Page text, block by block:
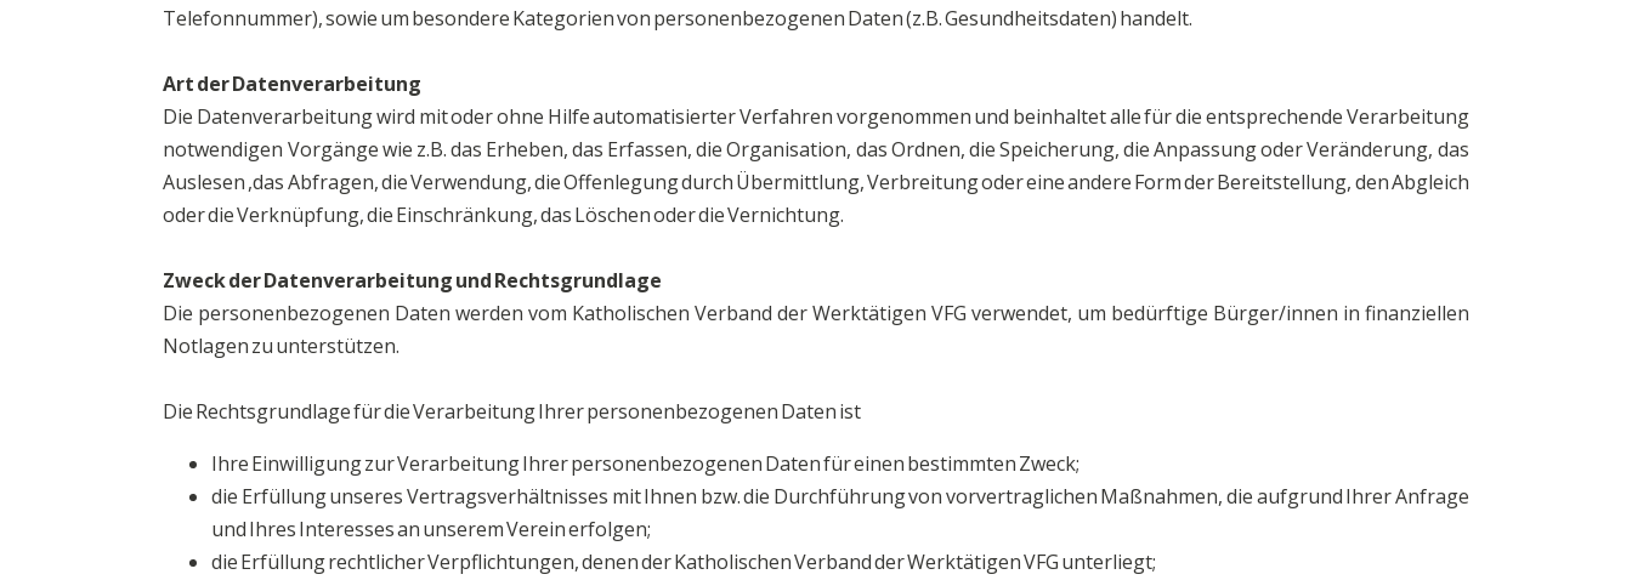
Telefonnummer), sowie um besondere Kategorien von personenbezogenen Daten (z.B. Gesundheitsdaten) handelt.
Art der Datenverarbeitung
Die Datenverarbeitung wird mit oder ohne Hilfe automatisierter Verfahren vorgenommen und beinhaltet alle für die entsprechende Verarbeitung
notwendigen Vorgänge wie z.B. das Erheben, das Erfassen, die Organisation, das Ordnen, die Speicherung, die Anpassung oder Veränderung, das
Auslesen ,das Abfragen, die Verwendung, die Offenlegung durch Übermittlung, Verbreitung oder eine andere Form der Bereitstellung, den Abgleich
oder die Verknüpfung, die Einschränkung, das Löschen oder die Vernichtung.
Zweck der Datenverarbeitung und Rechtsgrundlage
Die personenbezogenen Daten werden vom Katholischen Verband der Werktätigen VFG verwendet, um bedürftige Bürger/innen in finanziellen
Notlagen zu unterstützen.
Die Rechtsgrundlage für die Verarbeitung Ihrer personenbezogenen Daten ist
Ihre Einwilligung zur Verarbeitung Ihrer personenbezogenen Daten für einen bestimmten Zweck;
die Erfüllung unseres Vertragsverhältnisses mit Ihnen bzw. die Durchführung von vorvertraglichen Maßnahmen, die aufgrund Ihrer Anfrage
und Ihres Interesses an unserem Verein erfolgen;
die Erfüllung rechtlicher Verpflichtungen, denen der Katholischen Verband der Werktätigen VFG unterliegt;